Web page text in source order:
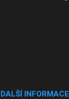
DALŠÍ INFORMACE